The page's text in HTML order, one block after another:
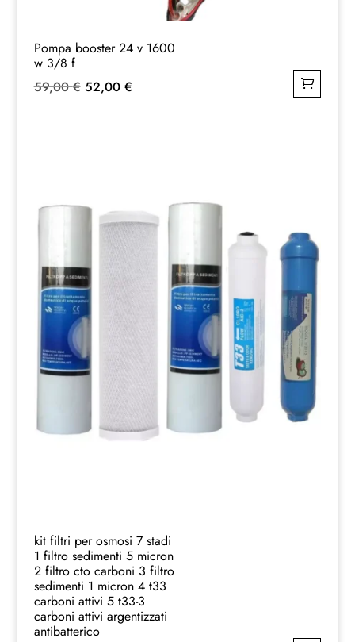
Pompa booster 24 v 1600
w 3/8 f
59,00€ Il
52,00 €Il
kit filtri per osmosi 7 stadi
1 filtro sedimenti 5 micron
2 filtro cto carboni 3 filtro
sedimenti 1 micron 4 t33
carboni attivi 5 t33-3
carboni attivi argentizzati
antibatterico